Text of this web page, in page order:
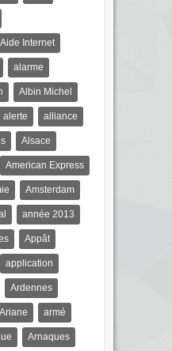
Aide Internet
alarme
Albin Michel
alerte alliance
Alsace
American Express
Amsterdam
année 2013
Appât
application
Ardennes
Ariane armé
Arnaques